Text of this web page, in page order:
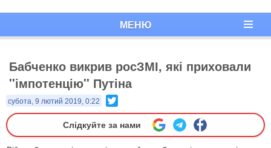
МЕНЮ
Бабченко викрив росЗМІ, які приховали
''імпотенцію'' Путіна
субота, 9 лютий 2019, 0:22
Слідкуйте за нами